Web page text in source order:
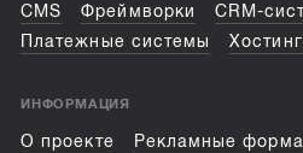
CMS Фреймворки
CRM-
Платежные системы
ИНФОРМАЦИЯ
О проекте Рекламные